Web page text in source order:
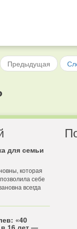
Предыдущая
для семьи
которая
себе
всегда
«40